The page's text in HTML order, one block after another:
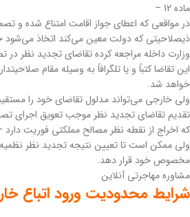
‌ماده 12 –
در مواقعی که اعطای جواز اقامت امتناع شده و
ذیصلاحیتی که دولت معین می‌کند اتخاذ
وزارت داخله مراجعه کرده تقاضای تجدید نظر در
‌این تقاضا کتباً و یا تلگرافاً به وسیله مقام
خواهد شد.
ولی خارجی می‌تواند مدلول تقاضای خود را
‌تقدیم تقاضای تجدید نظر موجب تعویق اجرای
که اخراج از نقطه نظر مصالح مملکتی فوریت
‌ولی ممکن است تا تعیین نتیجه تجدید نظر
مخصوص خود قرار دهد.
مشاوره مهاجرتی آنلاین
شرایط محدودیت ورود اتباع